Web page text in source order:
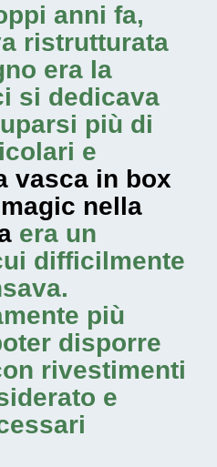
anni fa,
ristrutturata
era la
si dedicava
più di
e
vasca in box
nella
era un
difficilmente
più
disporre
rivestimenti
e